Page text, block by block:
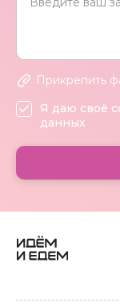
Прикрепить
Я даю своё
данных